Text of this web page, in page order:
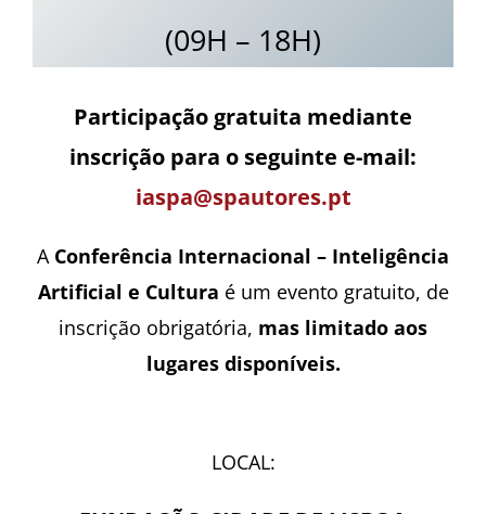
(09H – 18H)
Participação gratuita mediante
inscrição para o seguinte e-mail:
iaspa@spautores.pt
A Conferência Internacional – Inteligência
Artificial e Cultura é um evento gratuito, de
inscrição obrigatória, mas limitado aos
lugares disponíveis.
LOCAL: